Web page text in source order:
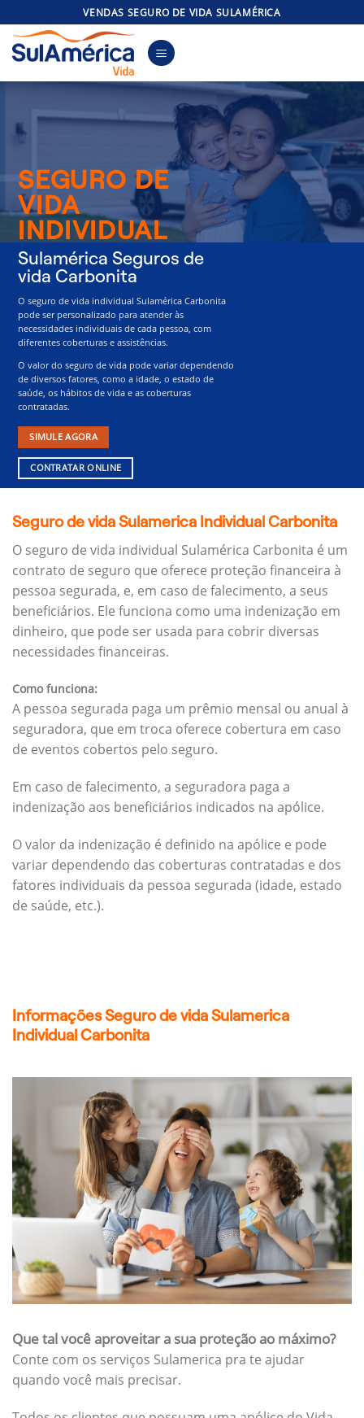
to
content
VENDAS SEGURO DE VIDA SULAMÉRICA
SEGURO DE
VIDA
INDIVIDUAL
Sulamérica Seguros de
vida Carbonita
O seguro de vida individual Sulamérica Carbonita
pode ser personalizado para atender às
necessidades individuais de cada pessoa, com
diferentes coberturas e assistências.
O valor do seguro de vida pode variar dependendo
de diversos fatores, como a idade, o estado de
saúde, os hábitos de vida e as coberturas
contratadas.
SIMULE AGORA
CONTRATAR ONLINE
Seguro de vida Sulamerica Individual Carbonita
O seguro de vida individual Sulamérica Carbonita é um
contrato de seguro que oferece proteção financeira à
pessoa segurada, e, em caso de falecimento, a seus
beneficiários. Ele funciona como uma indenização em
dinheiro, que pode ser usada para cobrir diversas
necessidades financeiras.
Como funciona:
A pessoa segurada paga um prêmio mensal ou anual à
seguradora, que em troca oferece cobertura em caso
de eventos cobertos pelo seguro.
Em caso de falecimento, a seguradora paga a
indenização aos beneficiários indicados na apólice.
O valor da indenização é definido na apólice e pode
variar dependendo das coberturas contratadas e dos
fatores individuais da pessoa segurada (idade, estado
de saúde, etc.).
Informações Seguro de vida Sulamerica
Individual Carbonita
Que tal você aproveitar a sua proteção ao máximo?
Conte com os serviços Sulamerica pra te ajudar
quando você mais precisar.